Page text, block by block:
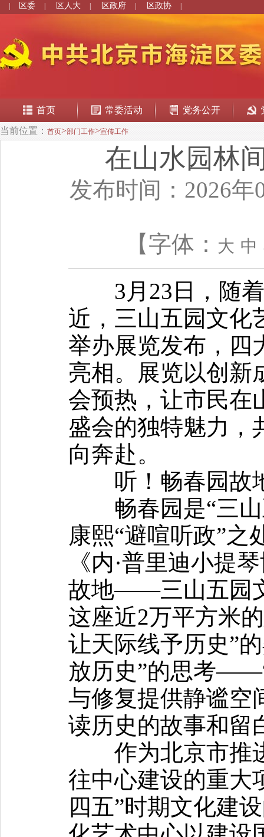
区委 区人大 区政府 区政协
首页 常委活动 党务公开
当前位置： 首页>部门工作>宣传工作
在山水园林
发布时间：2026年
【字体： 大 中
3月23日，随着
近，三山五园文化
举办展览发布，四
亮相。展览以创新
会预热，让市民在
盛会的独特魅力，
向奔赴。
听！畅春园故
畅春园是“三山
康熙“避喧听政”之
《内·普里迪小提
故地——三山五园
这座近2万平方米
让天际线予历史”
放历史”的思考
与修复提供静谧空
读历史的故事和留
作为北京市推
往中心建设的重大
四五”时期文化建